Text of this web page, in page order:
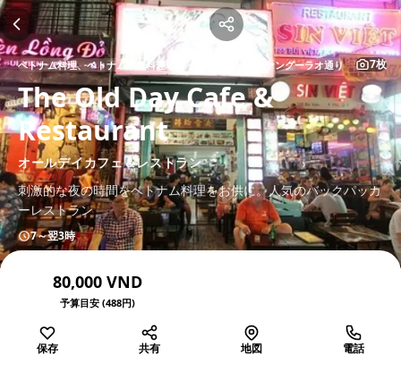
7枚
ベトナム料理、ベトナム家庭料理 ブイビエン通り・ファングーラオ通り
The Old Day Cafe &
Restaurant
オールデイカフェ＆レストラン
刺激的な夜の時間をベトナム料理をお供に。人気のバックパッカ
ーレストラン
7～翌3時
80,000 VND
予算目安 (488円)
保存 共有 地図 電話